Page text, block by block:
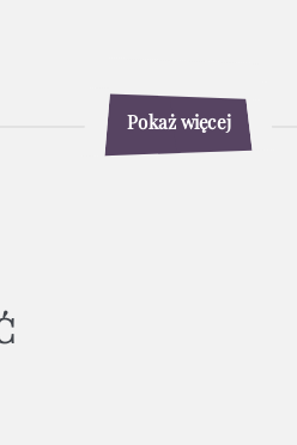
Pokaż więcej